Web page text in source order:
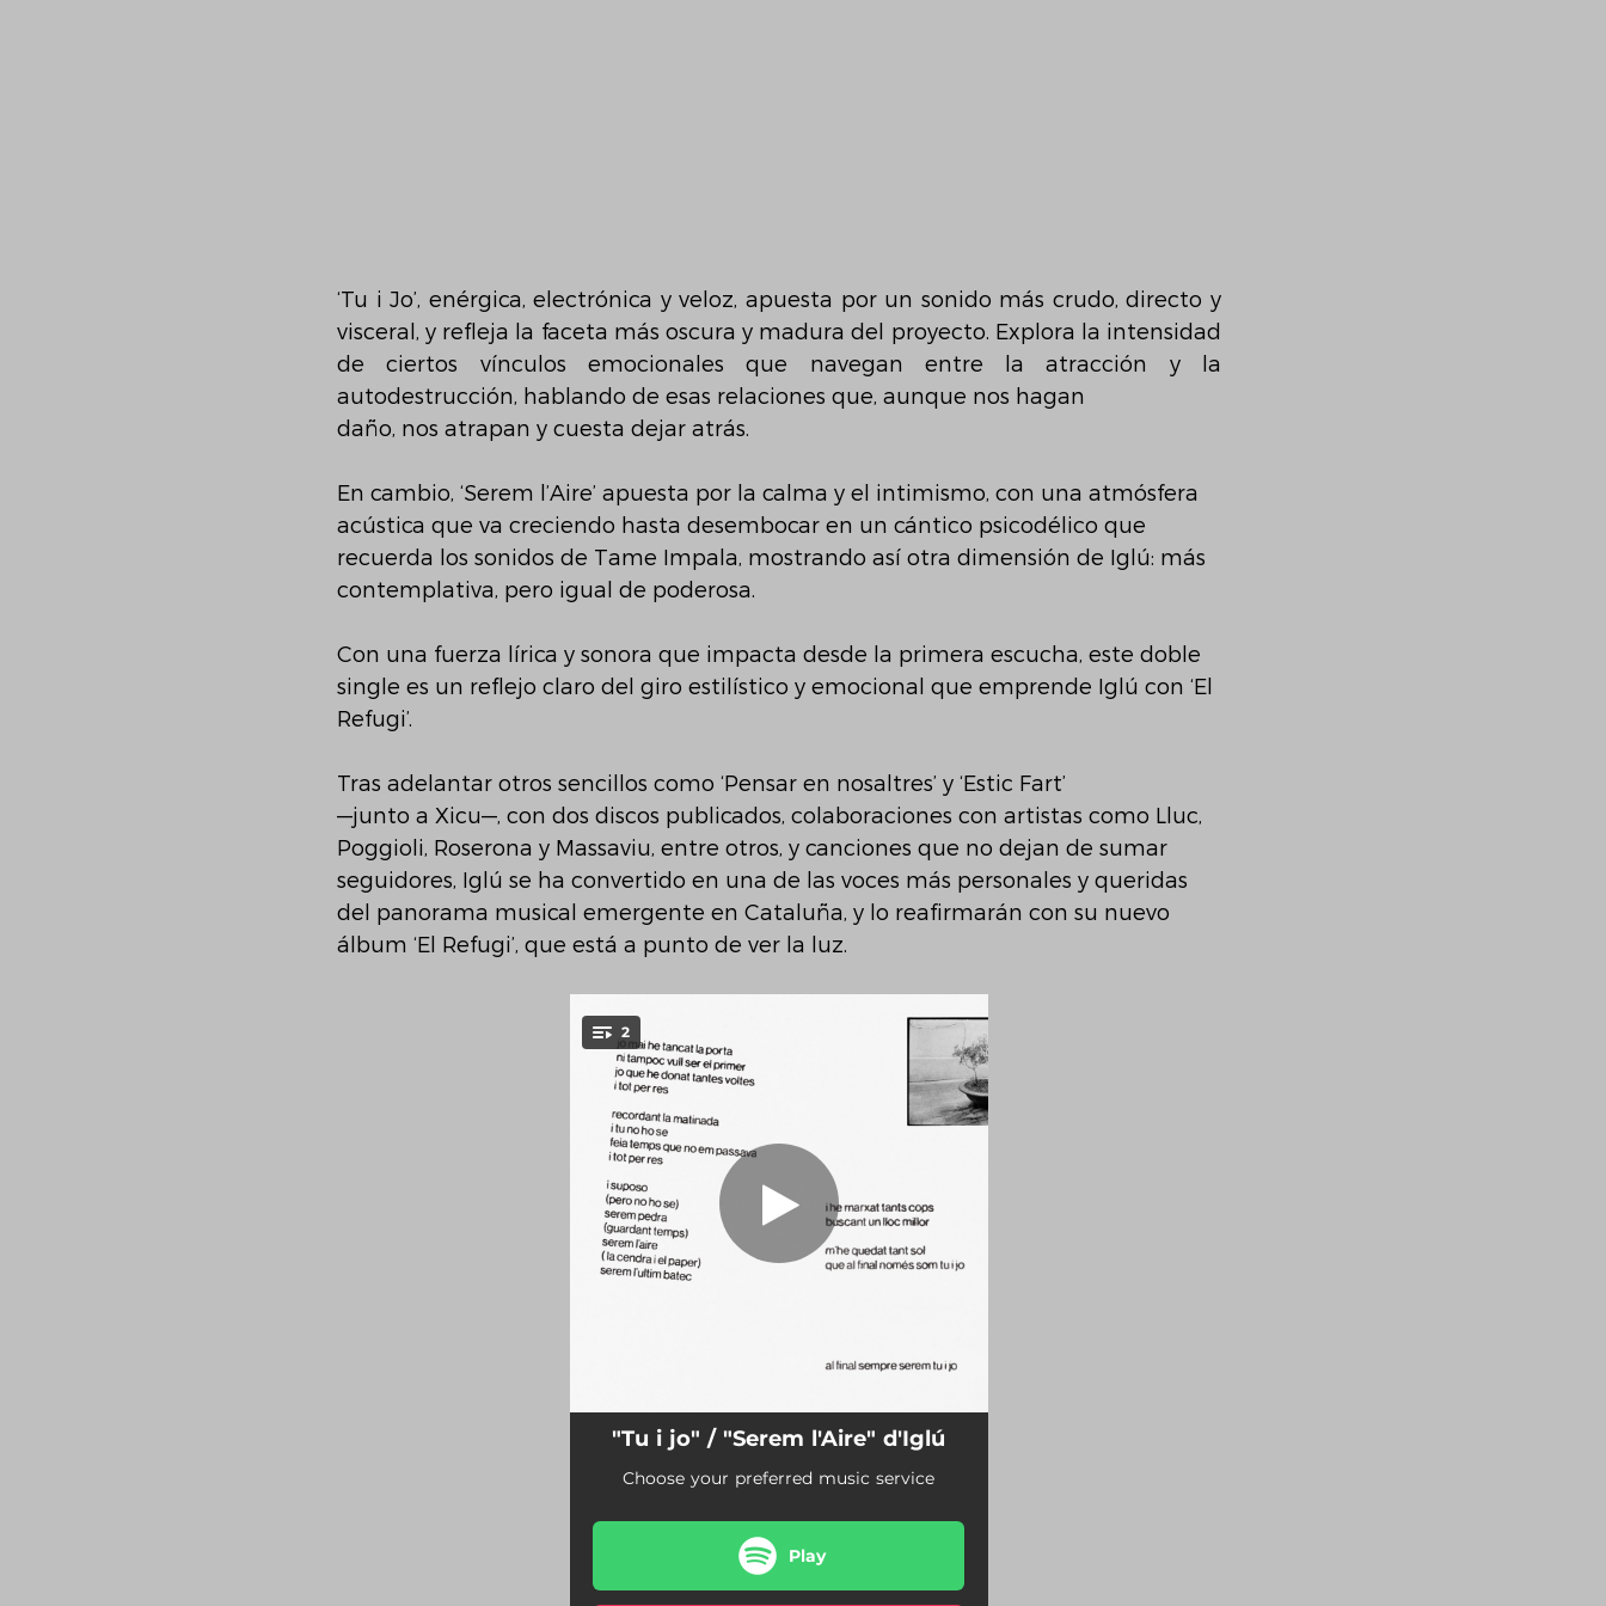
‘Tu i Jo’, enérgica, electrónica y veloz, apuesta por un sonido más crudo, directo y
visceral, y refleja la faceta más oscura y madura del proyecto. Explora la intensidad
de ciertos vínculos emocionales que navegan entre la atracción y la
autodestrucción, hablando de esas relaciones que, aunque nos hagan
daño, nos atrapan y cuesta dejar atrás.
En cambio, ‘Serem l’Aire’ apuesta por la calma y el intimismo, con una atmósfera
acústica que va creciendo hasta desembocar en un cántico psicodélico que
recuerda los sonidos de Tame Impala, mostrando así otra dimensión de Iglú: más
contemplativa, pero igual de poderosa.
Con una fuerza lírica y sonora que impacta desde la primera escucha, este doble
single es un reflejo claro del giro estilístico y emocional que emprende Iglú con ‘El
Refugi’.
Tras adelantar otros sencillos como ‘Pensar en nosaltres’ y ‘Estic Fart’
—junto a Xicu—, con dos discos publicados, colaboraciones con artistas como Lluc,
Poggioli, Roserona y Massaviu, entre otros, y canciones que no dejan de sumar
seguidores, Iglú se ha convertido en una de las voces más personales y queridas
del panorama musical emergente en Cataluña, y lo reafirmarán con su nuevo
álbum ‘El Refugi’, que está a punto de ver la luz.